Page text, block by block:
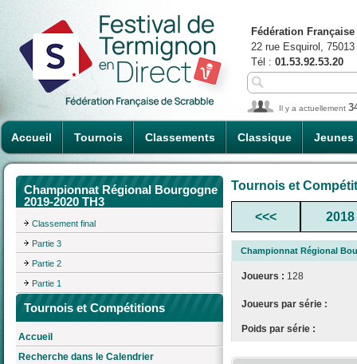
Accueil Tournois Classements Classique Jeunes
Fédération
22 rue Esquirol,
Tél : 01.53.92.53.20
Il y a actuellement
Championnat Régional Bourgogne
2019-2020 TH3
Classement final
Partie 3
Partie 2
Partie 1
Tournois et Compétitions
Accueil
Recherche dans le Calendrier
Tournois et
<<< 2018
Championnat Régional
Joueurs : 128
Joueurs par série :
Poids par série :